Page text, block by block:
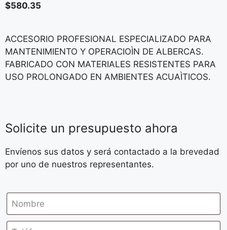
$580.35
ACCESORIO PROFESIONAL ESPECIALIZADO PARA
MANTENIMIENTO Y OPERACIOÌN DE ALBERCAS.
FABRICADO CON MATERIALES RESISTENTES PARA
USO PROLONGADO EN AMBIENTES ACUAÌTICOS.
Solicite un presupuesto ahora
Envíenos sus datos y será contactado a la brevedad
por uno de nuestros representantes.